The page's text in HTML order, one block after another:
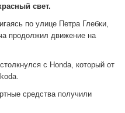
свет.
по улице Петра Глебки,
продолжил движение на
с Honda, который от
средства получили